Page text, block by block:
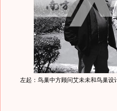
左起：鸟巢中方顾问艾未未和鸟巢